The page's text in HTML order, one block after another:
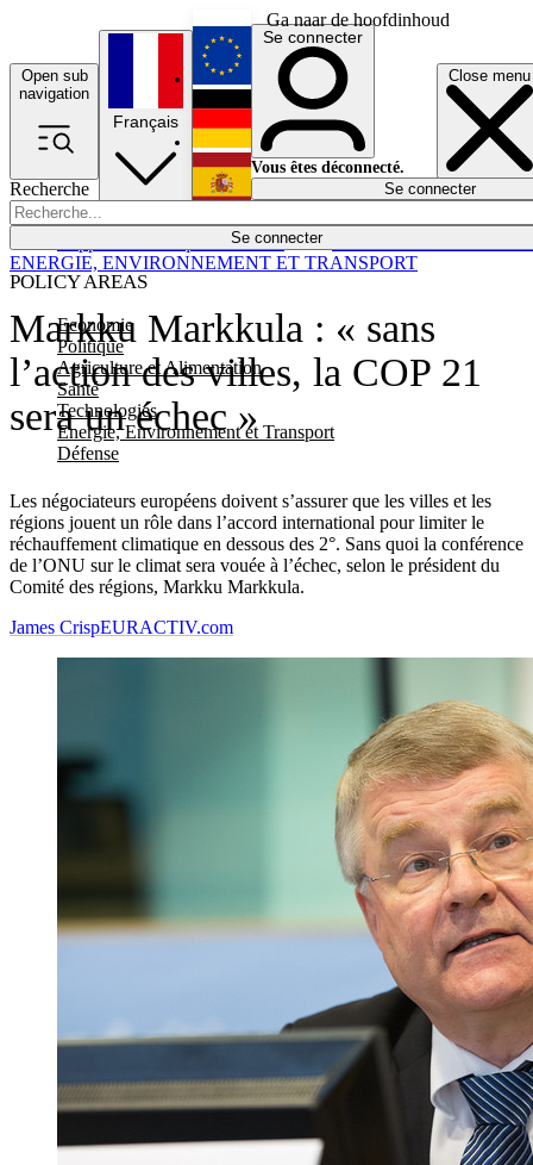
Ga naar de hoofdinhoud
Open sub
navigation
Close menu
Recherche
Se connecter
POLICY AREAS
Economie
Politique
Agriculture et Alimentation
Santé
Technologies
Energie, Environnement et Transport
Défense
Économie
Français
English
Deutsch
Español
Se connecter
Vous êtes déconnecté.
Se connecter
Markku Markkula : « sans
l’action des villes, la COP 21
sera un échec »
Les négociateurs européens doivent s’assurer que les villes et les
régions jouent un rôle dans l’accord international pour limiter le
réchauffement climatique en dessous des 2°. Sans quoi la conférence
de l’ONU sur le climat sera vouée à l’échec, selon le président du
Comité des régions, Markku Markkula.
ENERGIE, ENVIRONNEMENT ET TRANSPORT
James CrispEURACTIV.com